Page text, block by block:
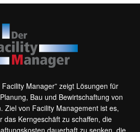
Manager” zeigt Lösungen für
Bau und Bewirtschaftung von
Ziel von Facility Management ist es,
das Kerngeschäft zu schaffen, die